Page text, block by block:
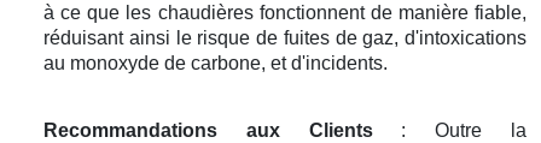
à ce que les chaudières fonctionnent de manière fiable,
réduisant ainsi le risque de fuites de gaz, d'intoxications
au monoxyde de carbone, et d'incidents.
Recommandations aux Clients: Outre la